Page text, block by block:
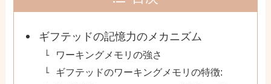
ギフテッドの記憶力のメカニズム
ワーキングメモリの強さ
ギフテッドのワーキングメモリの特徴: